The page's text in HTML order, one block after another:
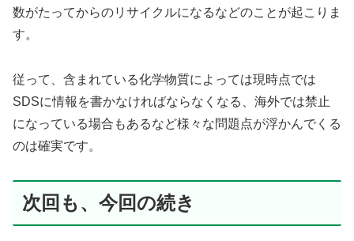
数がたってからのリサイクルになるなどのことが起こりま
す。
従って、含まれている化学物質によっては現時点では
SDSに情報を書かなければならなくなる、海外では禁止
になっている場合もあるなど様々な問題点が浮かんでくる
のは確実です。
次回も、今回の続き